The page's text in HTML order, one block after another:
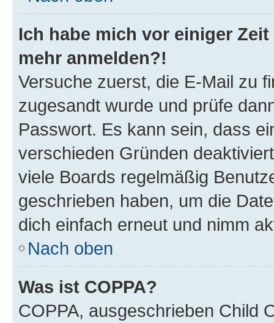
Ich habe mich vor einiger
mehr anmelden?!
Versuche zuerst, die E-Mail zu
zugesandt wurde und prüfe
Passwort. Es kann sein, dass
verschieden Gründen
viele Boards regelmäßig
geschrieben haben, um die
dich einfach erneut und nimm
Nach oben
Was ist COPPA?
COPPA, ausgeschrieben Child